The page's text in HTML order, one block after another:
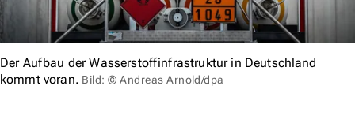
Der Aufbau der Wasserstoffinfrastruktur in Deutschland
kommt voran. Bild: © Andreas Arnold/dpa